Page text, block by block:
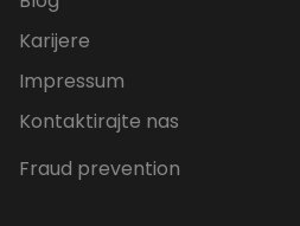
Karijere
Impressum
Kontaktirajte nas
Fraud prevention